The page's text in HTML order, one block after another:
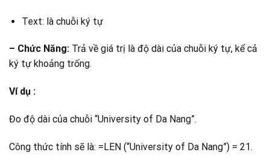
Text: là chuỗi ký tự
– Chức Năng: Trả về giá trị là độ dài của chuỗi ký tự, kể cả
ký tự khoảng trống.
Ví dụ :
Đo độ dài của chuỗi “University of Da Nang”.
Công thức tính sẽ là: =LEN (“University of Da Nang”) = 21.